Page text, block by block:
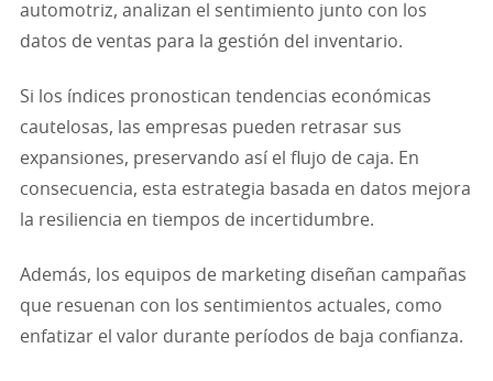
automotriz, analizan el sentimiento junto con los
datos de ventas para la gestión del inventario.
Si los índices pronostican tendencias económicas
cautelosas, las empresas pueden retrasar sus
expansiones, preservando así el flujo de caja. En
consecuencia, esta estrategia basada en datos mejora
la resiliencia en tiempos de incertidumbre.
Además, los equipos de marketing diseñan campañas
que resuenan con los sentimientos actuales, como
enfatizar el valor durante períodos de baja confianza.